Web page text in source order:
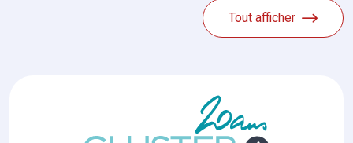
Tout afficher